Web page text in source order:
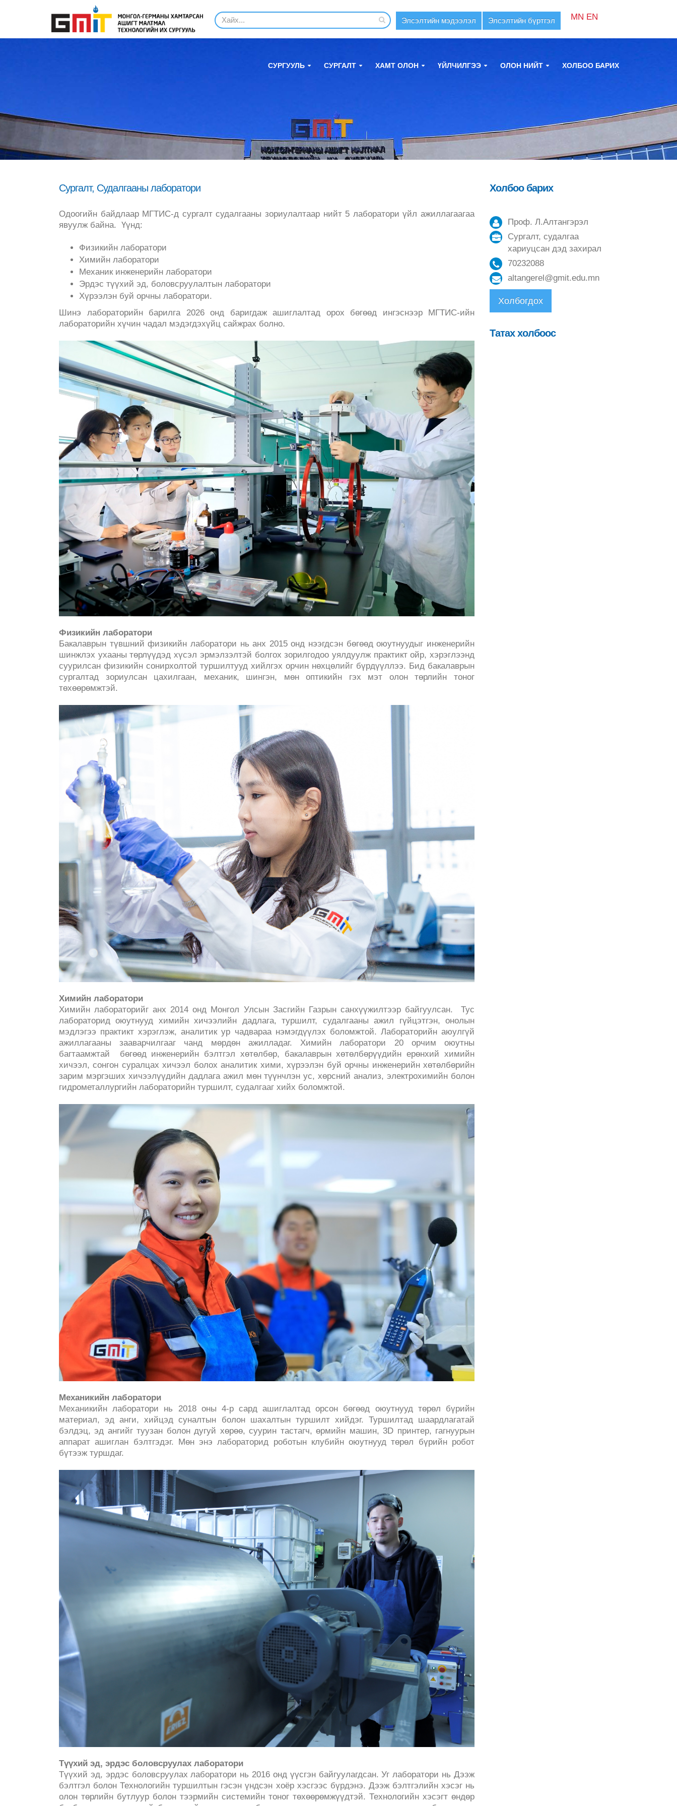
Элсэлтийн мэдээлэл Элсэлтийн бүртгэл MN EN
СУРГУУЛЬ СУРГАЛТ ХАМТ ОЛОН ҮЙЛЧИЛГЭЭ ОЛОН НИЙТ ХОЛБОО БАРИХ
Сургалт, Судалгааны лаборатори
Одоогийн байдлаар МГТИС-д сургалт судалгааны зориулалтаар нийт 5 лаборатори үйл ажиллагаагаа
явуулж байна. Үүнд:
Физикийн лаборатори
Химийн лаборатори
Механик инженерийн лаборатори
Эрдэс түүхий эд, боловсруулалтын лаборатори
Хүрээлэн буй орчны лаборатори.
Шинэ лабораторийн барилга 2026 онд баригдаж ашиглалтад орох бөгөөд ингэснээр МГТИС-ийн
лабораторийн хүчин чадал мэдэгдэхүйц сайжрах болно.
Физикийн лаборатори
Бакалаврын түвшний физикийн лаборатори нь анх 2015 онд нээгдсэн бөгөөд оюутнуудыг инженерийн
шинжлэх ухааны төрлүүдэд хүсэл эрмэлзэлтэй болгох зорилгодоо уялдуулж практикт ойр, хэрэглээнд
суурилсан физикийн сонирхолтой туршилтууд хийлгэх орчин нөхцөлийг бүрдүүллээ. Бид бакалаврын
сургалтад зориулсан цахилгаан, механик, шингэн, мөн оптикийн гэх мэт олон төрлийн тоног
төхөөрөмжтэй.
Химийн лаборатори
Химийн лабораторийг анх 2014 онд Монгол Улсын Засгийн Газрын санхүүжилтээр байгуулсан. Тус
лабораторид оюутнууд химийн хичээлийн дадлага, туршилт, судалгааны ажил гүйцэтгэн, онолын
мэдлэгээ практикт хэрэглэж, аналитик ур чадвараа нэмэгдүүлэх боломжтой. Лабораторийн аюулгүй
ажиллагааны зааварчилгааг чанд мөрдөн ажилладаг. Химийн лаборатори 20 орчим оюутны
багтаамжтай бөгөөд инженерийн бэлтгэл хөтөлбөр, бакалаврын хөтөлбөрүүдийн ерөнхий химийн
хичээл, сонгон суралцах хичээл болох аналитик хими, хүрээлэн буй орчны инженерийн хөтөлбөрийн
зарим мэргэших хичээлүүдийн дадлага ажил мөн түүнчлэн ус, хөрсний анализ, электрохимийн болон
гидрометаллургийн лабораторийн туршилт, судалгааг хийх боломжтой.
Механикийн лаборатори
Mеханикийн лаборатори нь 2018 оны 4-р сард ашиглалтад орсон бөгөөд оюутнууд төрөл бүрийн
материал, эд анги, хийцэд суналтын болон шахалтын туршилт хийдэг. Туршилтад шаардлагатай
бэлдэц, эд ангийг туузан болон дугуй хөрөө, суурин тастагч, өрмийн машин, 3D принтер, гагнуурын
аппарат ашиглан бэлтгэдэг. Мөн энэ лабораторид роботын клубийн оюутнууд төрөл бүрийн робот
бүтээж туршдаг.
Түүхий эд, эрдэс боловсруулах лаборатори
Түүхий эд, эрдэс боловсруулах лаборатори нь 2016 онд үүсгэн байгуулагдсан. Уг лаборатори нь Дээж
бэлтгэл болон Технологийн туршилтын гэсэн үндсэн хоёр хэсгээс бүрдэнэ. Дээж бэлтгэлийн хэсэг нь
олон төрлийн бутлуур болон тээрмийн системийн тоног төхөөрөмжүүдтэй. Технологийн хэсэгт өндөр
Холбоо барих
Проф. Л.Алтангэрэл
Сургалт, судалгаа
хариуцсан дэд захирал
70232088
altangerel@gmit.edu.mn
Холбогдох
Татах холбоос